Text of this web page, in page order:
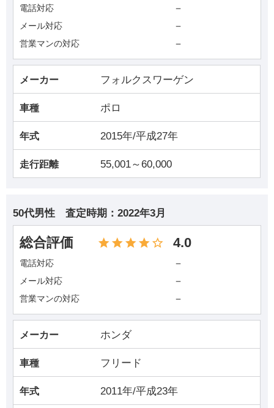
電話対応 －
メール対応 －
営業マンの対応 －
メーカー フォルクスワーゲン
車種 ポロ
年式 2015年/平成27年
走行距離 55,001～60,000
50代男性 査定時期： 2022年3月
総合評価 4.0
電話対応 －
メール対応 －
営業マンの対応 －
メーカー ホンダ
車種 フリード
年式 2011年/平成23年